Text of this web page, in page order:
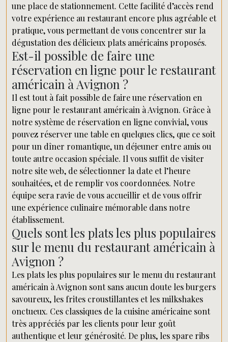
une place de stationnement. Cette facilité d’accès rend
votre expérience au restaurant encore plus agréable et
pratique, vous permettant de vous concentrer sur la
dégustation des délicieux plats américains proposés.
Est-il possible de faire une
réservation en ligne pour le restaurant
américain à Avignon ?
Il est tout à fait possible de faire une réservation en
ligne pour le restaurant américain à Avignon. Grâce à
notre système de réservation en ligne convivial, vous
pouvez réserver une table en quelques clics, que ce soit
pour un dîner romantique, un déjeuner entre amis ou
toute autre occasion spéciale. Il vous suffit de visiter
notre site web, de sélectionner la date et l’heure
souhaitées, et de remplir vos coordonnées. Notre
équipe sera ravie de vous accueillir et de vous offrir
une expérience culinaire mémorable dans notre
établissement.
Quels sont les plats les plus populaires
sur le menu du restaurant américain à
Avignon ?
Les plats les plus populaires sur le menu du restaurant
américain à Avignon sont sans aucun doute les burgers
savoureux, les frites croustillantes et les milkshakes
onctueux. Ces classiques de la cuisine américaine sont
très appréciés par les clients pour leur goût
authentique et leur générosité. De plus, les spare ribs